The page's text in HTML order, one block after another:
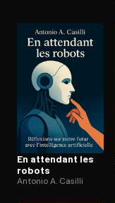
En attendant les
robots
Antonio A. Casilli